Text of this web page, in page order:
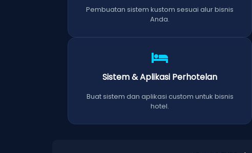
Pembuatan sistem kustom sesuai alur bisnis
Anda.
Sistem & Aplikasi Perhotelan
Buat sistem dan aplikasi custom untuk bisnis
hotel.